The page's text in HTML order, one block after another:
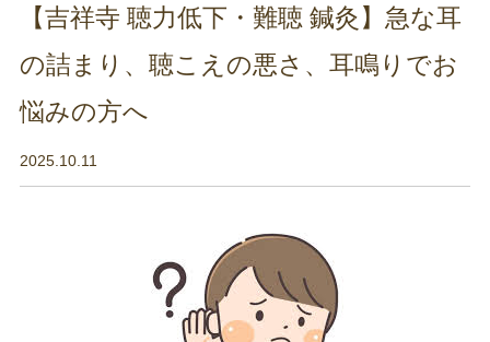
【吉祥寺 聴力低下・難聴 鍼灸】急な耳
の詰まり、聴こえの悪さ、耳鳴りでお
悩みの方へ
2025.10.11